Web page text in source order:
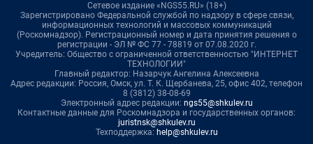
Сетевое издание «NGS55.RU» (18+)
Зарегистрировано Федеральной службой по надзору в сфере связи,
информационных технологий и массовых коммуникаций
(Роскомнадзор). Регистрационный номер и дата принятия решения о
регистрации - ЭЛ № ФС 77 - 78819 от 07.08.2020 г.
Учредитель: Общество с ограниченной ответственностью "ИНТЕРНЕТ
ТЕХНОЛОГИИ"
Главный редактор: Назарчук Ангелина Алексеевна
Адрес редакции: Россия, Омск, ул. Т. К. Щербанева, 25, офис 402, телефон
8 (3812) 38-08-69
Электронный адрес редакции: ngs55@shkulev.ru
Контактные данные для Роскомнадзора и государственных органов:
juristnsk@shkulev.ru
Техподдержка: help@shkulev.ru